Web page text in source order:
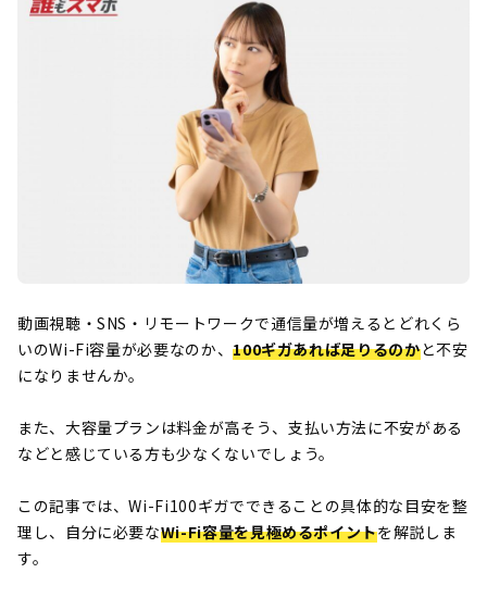
動画視聴・SNS・リモートワークで通信量が増えるとどれくら
いのWi-Fi容量が必要なのか、100ギガあれば足りるのかと不安
になりませんか。
また、大容量プランは料金が高そう、支払い方法に不安がある
などと感じている方も少なくないでしょう。
この記事では、Wi-Fi100ギガでできることの具体的な目安を整
理し、自分に必要なWi-Fi容量を見極めるポイントを解説しま
す。